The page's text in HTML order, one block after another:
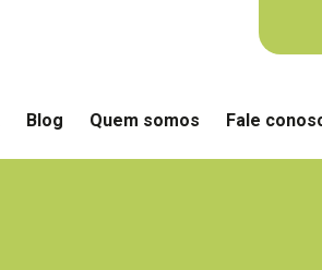
Blog Quem somos Fale